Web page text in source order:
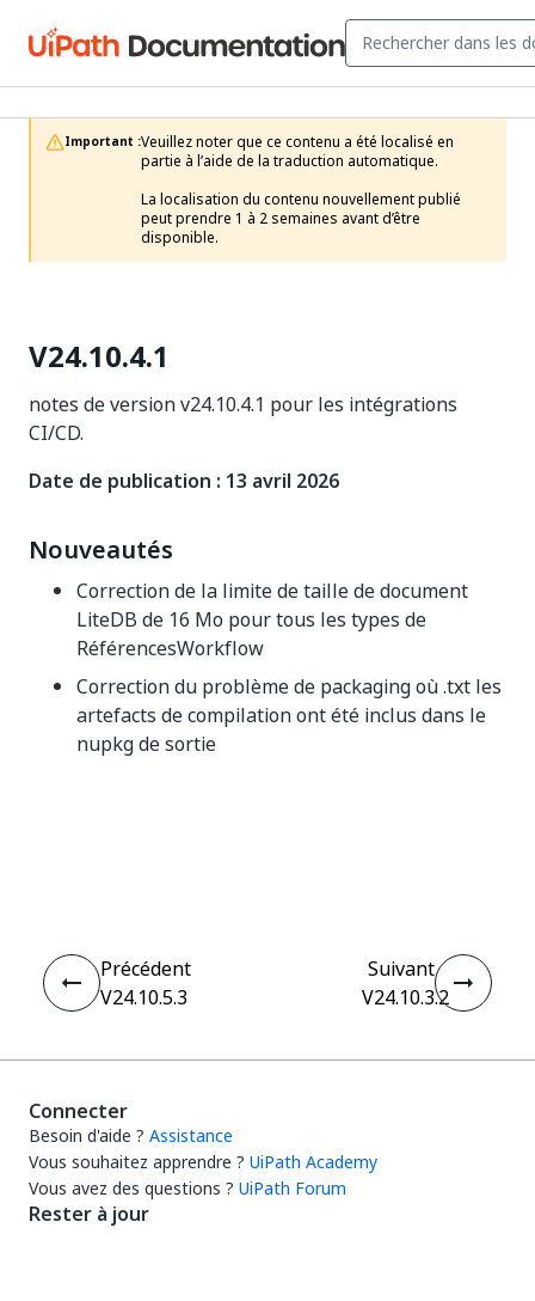
Important :Veuillez noter que ce contenu a été localisé en
partie à l’aide de la traduction automatique.
La localisation du contenu nouvellement publié
peut prendre 1 à 2 semaines avant d’être
disponible.
V24.10.4.1
notes de version v24.10.4.1 pour les intégrations
CI/CD.
Date de publication : 13 avril 2026
Nouveautés
Correction de la limite de taille de document
LiteDB de 16 Mo pour tous les types de
RéférencesWorkflow
Correction du problème de packaging où .txt les
artefacts de compilation ont été inclus dans le
nupkg de sortie
Précédent
V24.10.5.3
Suivant
V24.10.3.2
Connecter
Besoin d'aide ? Assistance
Vous souhaitez apprendre ? UiPath Academy
Vous avez des questions ? UiPath Forum
Rester à jour